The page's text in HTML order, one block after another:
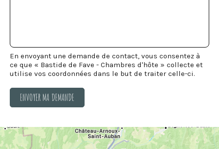
En envoyant une demande de contact, vous consentez à
ce que « Bastide de Fave - Chambres d'hôte » collecte et
utilise vos coordonnées dans le but de traiter celle-ci.